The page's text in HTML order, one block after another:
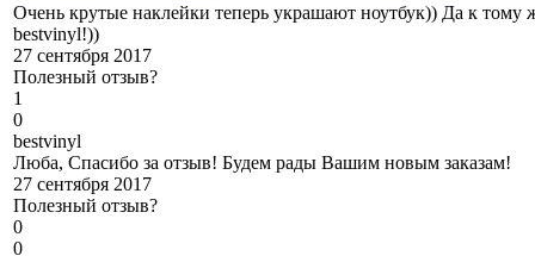
Очень крутые наклейки теперь украшают ноутбук)) Да к
bestvinyl!))
27 сентября 2017
Полезный отзыв?
1
0
bestvinyl
Люба, Спасибо за отзыв! Будем рады Вашим новым заказам!
27 сентября 2017
Полезный отзыв?
0
0